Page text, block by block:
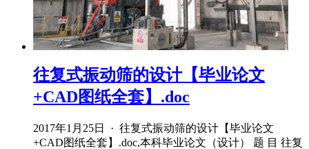
往复式振动筛的设计【毕业论文
+CAD图纸全套】.doc
2017年1月25日 · 往复式振动筛的设计【毕业论文
+CAD图纸全套】.doc,本科毕业论文（设计） 题 目 往复